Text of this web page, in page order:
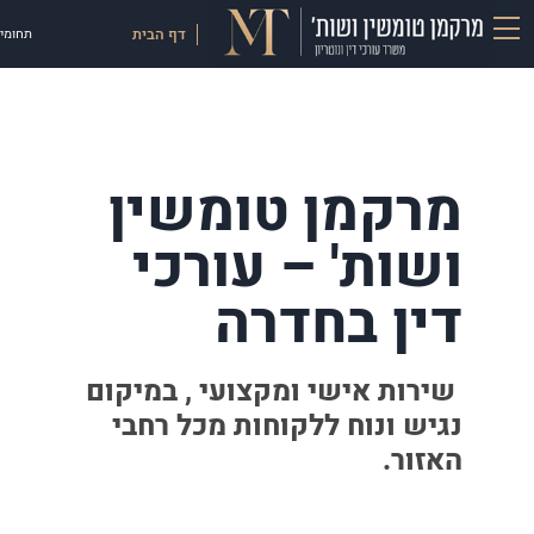
דף הבית
מרקמן טומשין
ושות' – עורכי
דין בחדרה
שירות אישי ומקצועי , במיקום
נגיש ונוח ללקוחות מכל רחבי
האזור.